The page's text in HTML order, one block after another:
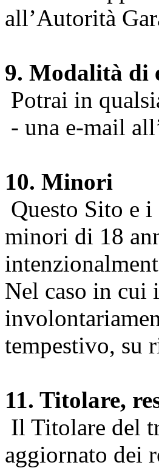
all’Autorità
9. Modalità di
Potrai in
- una e-mail
10. Minori
Questo Sito e
minori di 18
Nel caso in cui
tempestivo, su
11. Titolare,
Il Titolare del
aggiornato dei